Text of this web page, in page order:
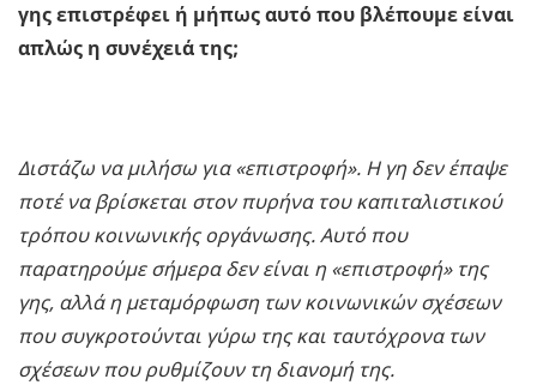
γης επιστρέφει ή μήπως αυτό που βλέπουμε είναι
απλώς η συνέχειά της;
Διστάζω να μιλήσω για «επιστροφή». Η γη δεν έπαψε
ποτέ να βρίσκεται στον πυρήνα του καπιταλιστικού
τρόπου κοινωνικής οργάνωσης. Αυτό που
παρατηρούμε σήμερα δεν είναι η «επιστροφή» της
γης, αλλά η μεταμόρφωση των κοινωνικών σχέσεων
που συγκροτούνται γύρω της και ταυτόχρονα των
σχέσεων που ρυθμίζουν τη διανομή της.